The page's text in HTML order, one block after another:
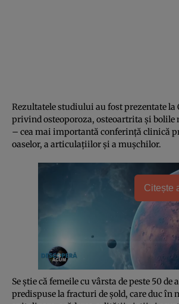
Rezultatele studiului au fost prezentate la
privind osteoporoza, osteoartrita și bolile
– cea mai importantă conferință clinică
oaselor, a articulațiilor și a mușchilor.
Citește
Se știe că femeile cu vârsta de peste 50 de
predispuse la fracturi de șold, care duc în